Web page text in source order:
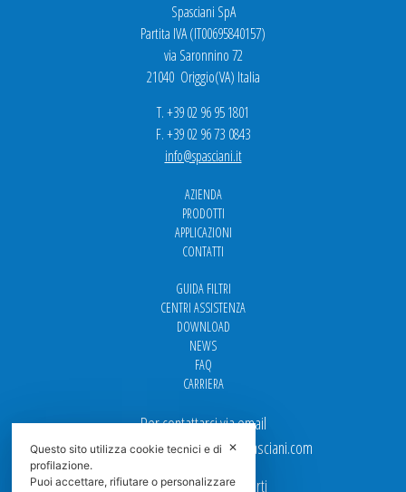
Spasciani SpA
Partita IVA (IT00695840157)
via Saronnino 72
21040 Origgio(VA) Italia
T. +39 02 96 95 1801
F. +39 02 96 73 0843
info@spasciani.it
AZIENDA
PRODOTTI
APPLICAZIONI
CONTATTI
GUIDA FILTRI
CENTRI ASSISTENZA
DOWNLOAD
NEWS
FAQ
CARRIERA
Per contattarci via email
Ufficio Vendite: italy.sales@spasciani.com
I nostri uffici sono aperti
✕
Questo sito utilizza cookie tecnici e di
profilazione.
Puoi accettare, rifiutare o personalizzare